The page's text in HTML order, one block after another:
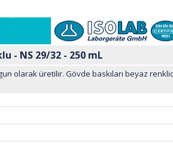
- NS 29/32 - 250 mL
olarak üretilir. Gövde baskıları beyaz